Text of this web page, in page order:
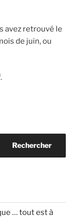
avez retrouvé le
de juin, ou
Rechercher
… tout est à